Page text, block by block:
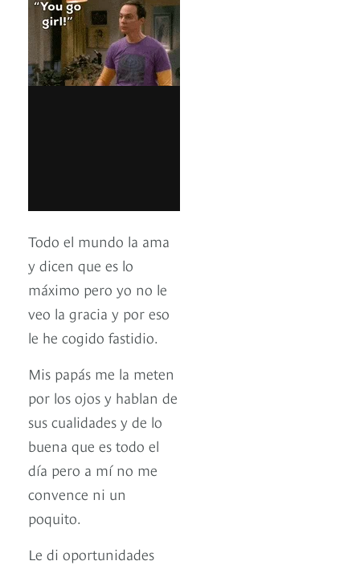
Todo el mundo la ama
y dicen que es lo
máximo pero yo no le
veo la gracia y por eso
le he cogido fastidio.
Mis papás me la meten
por los ojos y hablan de
sus cualidades y de lo
buena que es todo el
día pero a mí no me
convence ni un
poquito.
Le di oportunidades